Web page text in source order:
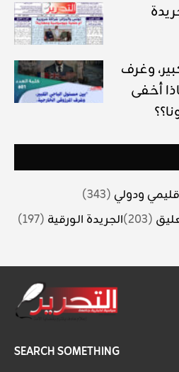
من جريدة
وغرف
أخفى
ودولي (343)
(203) الجريدة الورقية (197)
SEARCH SOMETHING